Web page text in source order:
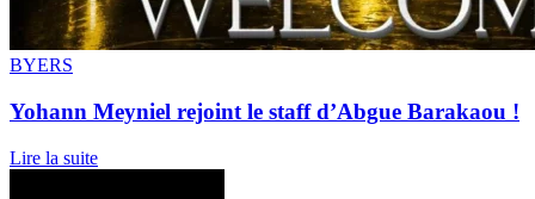
BYERS
Yohann Meyniel rejoint le staff d’Abgue Barakaou !
Lire la suite